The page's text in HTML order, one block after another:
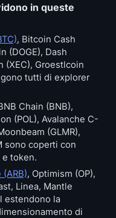
in queste
, Bitcoin Cash
(DOGE), Dash
(XEC), Groestlcoin
tutti di explorer
Chain (BNB),
(POL), Avalanche C-
(GLMR),
sono coperti con
token.
, Optimism (OP),
Linea, Mantle
estendono la
di